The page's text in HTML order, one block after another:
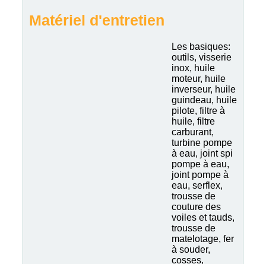
Matériel d'entretien
Les basiques:
outils, visserie
inox, huile
moteur, huile
inverseur, huile
guindeau, huile
pilote, filtre à
huile, filtre
carburant,
turbine pompe
à eau, joint spi
pompe à eau,
joint pompe à
eau, serflex,
trousse de
couture des
voiles et tauds,
trousse de
matelotage, fer
à souder,
cosses,